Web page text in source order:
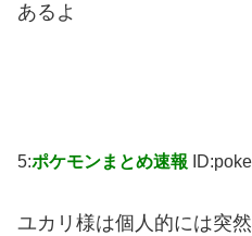
あるよ
5:ポケモンまとめ速報
ユカリ様は個人的には突